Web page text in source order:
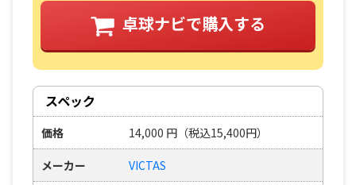
卓球ナビで購入する
スペック
価格 14,000 円 （税込15,400円）
メーカー VICTAS